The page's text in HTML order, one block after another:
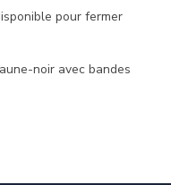
pour fermer
noir avec bandes